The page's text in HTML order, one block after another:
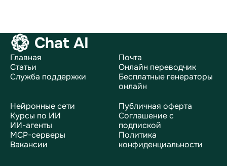
Chat AI
Главная
Статьи
Служба поддержки
Почта
Онлайн переводчик
Бесплатные генераторы
онлайн
Нейронные сети
Курсы по ИИ
ИИ-агенты
MCP-серверы
Вакансии
Публичная оферта
Соглашение с
подпиской
Политика
конфиденциальности